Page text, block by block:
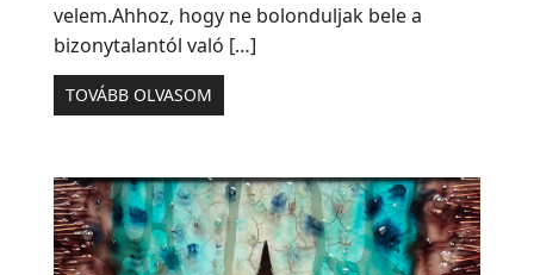
velem.Ahhoz, hogy ne bolonduljak bele a
bizonytalantól való […]
TOVÁBB OLVASOM